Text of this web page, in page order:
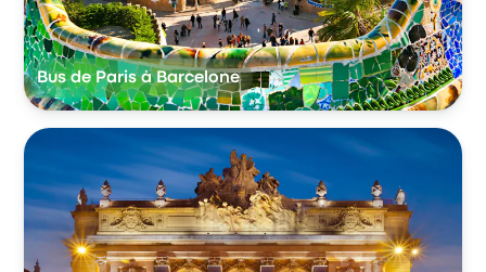
Bus de Paris à Barcelone